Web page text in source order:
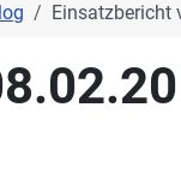
Einsatzbericht